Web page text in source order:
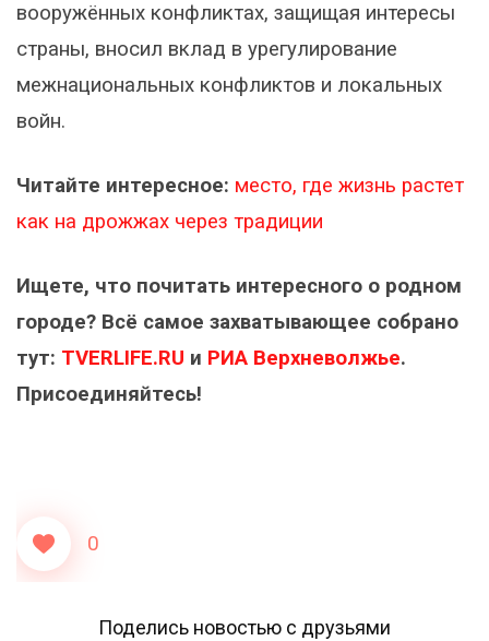
вооружённых конфликтах, защищая интересы
страны, вносил вклад в урегулирование
межнациональных конфликтов и локальных
войн.
Читайте интересное: место, где жизнь растет
как на дрожжах через традиции
Ищете, что почитать интересного о родном
городе? Всё самое захватывающее собрано
тут: TVERLIFE.RU и РИА Верхневолжье.
Присоединяйтесь!
0
Поделись новостью с друзьями